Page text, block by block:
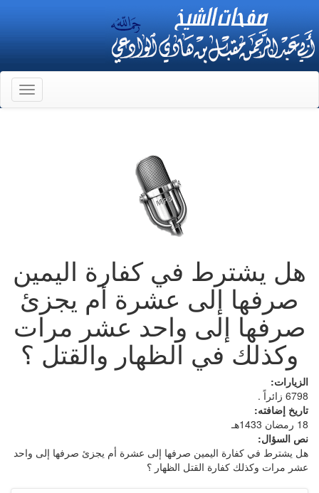
هل يشترط في كفارة اليمين
صرفها إلى عشرة أم يجزئ
صرفها إلى واحد عشر مرات
وكذلك في الظهار والقتل ؟
الزيارات:
6798 زائراً .
تاريخ إضافته:
18 رمضان 1433هـ
نص السؤال:
هل يشترط في كفارة اليمين صرفها إلى عشرة أم يجزئ صرفها إلى واحد
عشر مرات وكذلك كفارة القتل الظهار ؟